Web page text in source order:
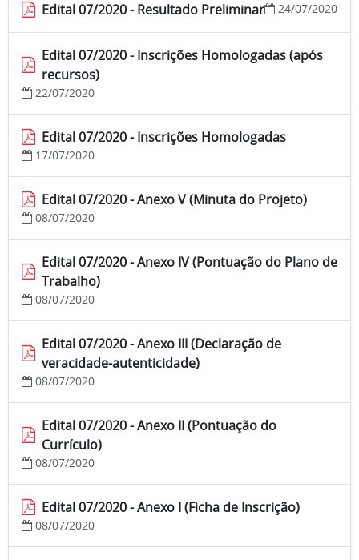
Edital 07/2020 - Resultado Preliminar 24/07/2020
Edital 07/2020 - Inscrições Homologadas (após
recursos)
22/07/2020
Edital 07/2020 - Inscrições Homologadas
17/07/2020
Edital 07/2020 - Anexo V (Minuta do Projeto)
08/07/2020
Edital 07/2020 - Anexo IV (Pontuação do Plano de
Trabalho)
08/07/2020
Edital 07/2020 - Anexo III (Declaração de
veracidade-autenticidade)
08/07/2020
Edital 07/2020 - Anexo II (Pontuação do
Currículo)
08/07/2020
Edital 07/2020 - Anexo I (Ficha de Inscrição)
08/07/2020